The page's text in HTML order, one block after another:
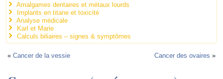
Amalgames dentaires et métaux lourds
Implants en titane et toxicité
Analyse médicale
Karl et Marie
Calculs biliaires – signes & symptômes
«Cancer de la vessie Cancer des ovaires »